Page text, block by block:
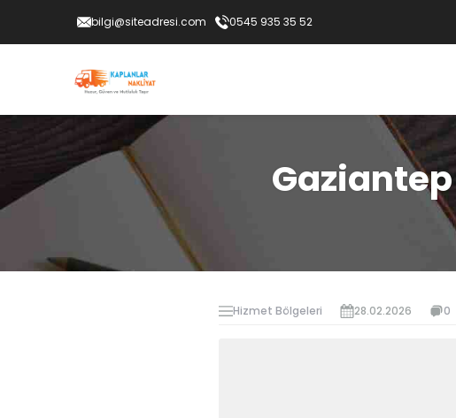
bilgi@siteadresi.com 0545 935 35 52
Hizmet Bölgeleri 28.02.2026 0